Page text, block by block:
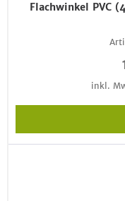
Flachwinkel PVC
inkl.